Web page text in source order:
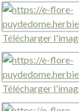
Télécharger
Télécharger